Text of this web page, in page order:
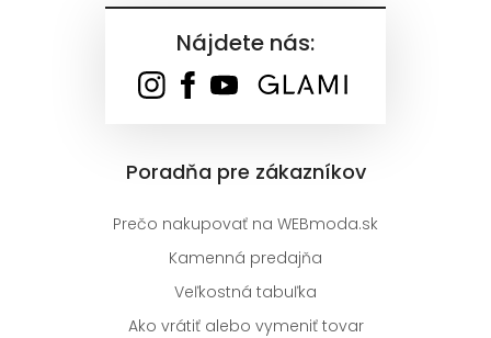
Nájdete nás:
Poradňa pre zákazníkov
Prečo nakupovať na WEBmoda.sk
Kamenná predajňa
Veľkostná tabuľka
Ako vrátiť alebo vymeniť tovar